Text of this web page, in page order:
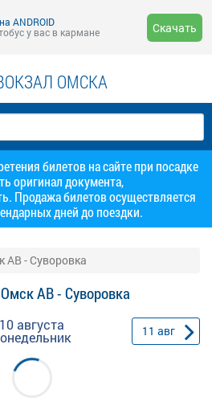
ANDROID
у вас в кармане
Скачать
ОМСКА
билетов на сайте при посадке
оригинал документа,
Продажа билетов осуществляется
дней до поездки.
АВ - Суворовка
АВ - Суворовка
10 августа 11 авг